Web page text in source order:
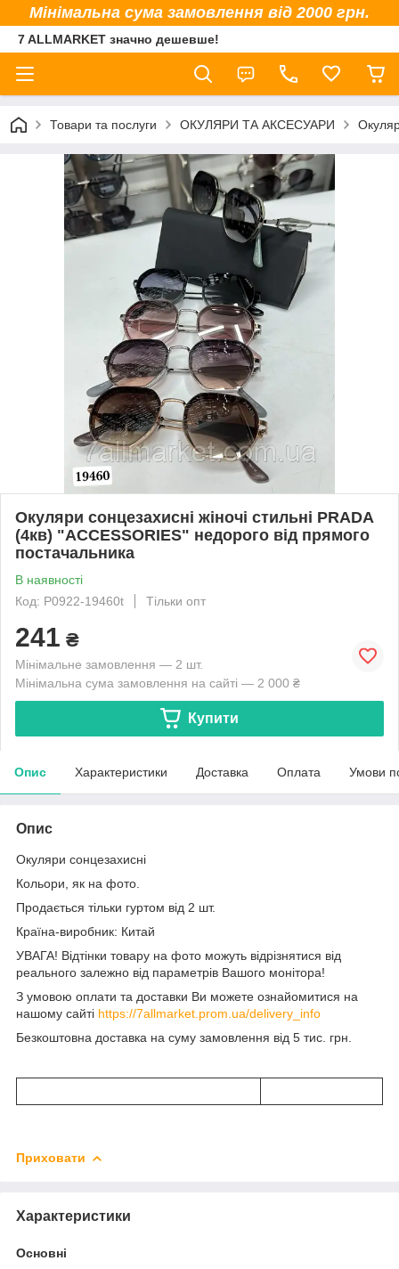
Мінімальна сума замовлення від 2000 грн.
7 ALLMARKET значно дешевше!
Товари та послуги ОКУЛЯРИ ТА АКСЕСУАРИ
Окуляри сонцезахисні жіночі стильні PRADA
(4кв) "ACCESSORIES" недорого від прямого
постачальника
В наявності
Код: P0922-19460t
Тільки опт
241 ₴
Мінімальне замовлення — 2 шт.
Мінімальна сума замовлення на сайті — 2 000 ₴
Купити
Опис Характеристики Доставка Оплата Умови
Опис
Окуляри сонцезахисні
Кольори, як на фото.
Продається тільки гуртом від 2 шт.
Країна-виробник: Китай
УВАГА! Відтінки товару на фото можуть відрізнятися від
реального залежно від параметрів Вашого монітора!
З умовою оплати та доставки Ви можете ознайомитися на
нашому сайті https://7allmarket.prom.ua/delivery_info
Безкоштовна доставка на суму замовлення від 5 тис. грн.
Приховати
Характеристики
Основні